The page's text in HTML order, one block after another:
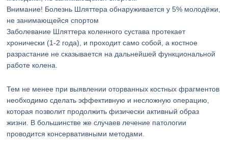
Внимание! Болезнь Шляттера обнаруживается у 5% молодёжи,
не занимающейся спортом
Заболевание Шляттера коленного сустава протекает
хронически (1-2 года), и проходит само собой, а костное
разрастание не сказывается на дальнейшей функциональной
работе колена.
Тем не менее при выявлении оторванных костных фрагментов
необходимо сделать эффективную и несложную операцию,
которая позволит продолжить физически активный образ
жизни. В большинстве же случаев лечение патологии
проводится консервативными методами.